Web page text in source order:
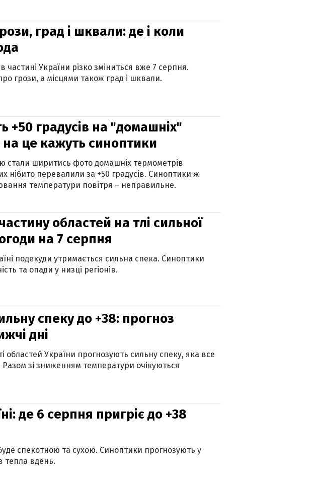
град і шквали: де і коли
частині України різко зміниться вже 7 серпня.
грози, а місцями також град і шквали.
+50 градусів на "домашніх"
це кажуть синоптики
стали ширитись фото домашніх термометрів
нібито перевалили за +50 градусів. Синоптики ж
температури повітря – неправильне.
областей на тлі сильної
на 7 серпня
подекуди утримається сильна спека. Синоптики
та опади у низці регіонів.
спеку до +38: прогноз
дні
областей України прогнозують сильну спеку, яка все
зі зниженням температури очікуються
де 6 серпня пригріє до +38
спекотною та сухою. Синоптики прогнозують у
тепла вдень.